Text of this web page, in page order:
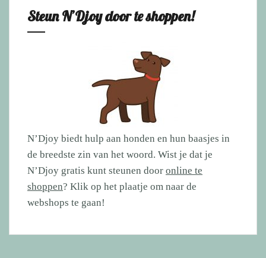
Steun N’Djoy door te shoppen!
N’Djoy biedt hulp aan honden en hun baasjes in
de breedste zin van het woord. Wist je dat je
N’Djoy gratis kunt steunen door online te
shoppen? Klik op het plaatje om naar de
webshops te gaan!